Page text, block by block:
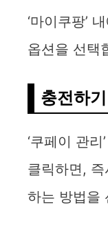
‘마이쿠팡’
옵션을 선택
충전하
‘쿠페이 관리
클릭하면,
하는 방법을